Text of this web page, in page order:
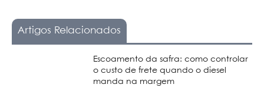
Artigos Relacionados
Escoamento da safra: como controlar
o custo de frete quando o diesel
manda na margem